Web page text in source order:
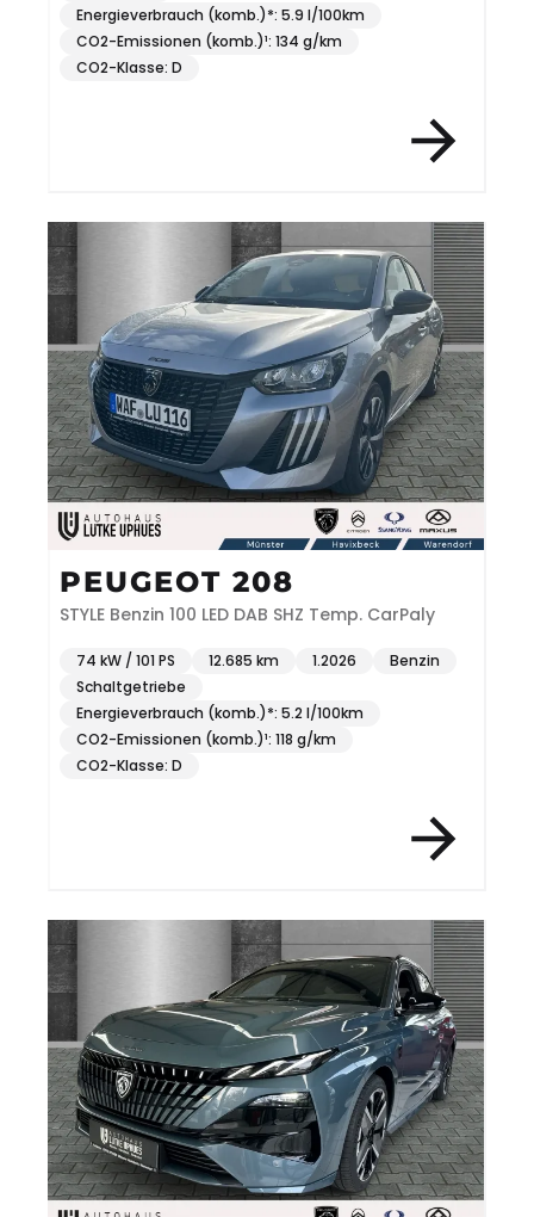
Energieverbrauch (komb.)*: 5.9 l/100km
CO2-Emissionen (komb.)¹: 134 g/km
CO2-Klasse: D
PEUGEOT 208
STYLE Benzin 100 LED DAB SHZ Temp. CarPaly
74 kW / 101 PS 12.685 km 1.2026
Benzin
Schaltgetriebe
Energieverbrauch (komb.)*: 5.2 l/100km
CO2-Emissionen (komb.)¹: 118 g/km
CO2-Klasse: D